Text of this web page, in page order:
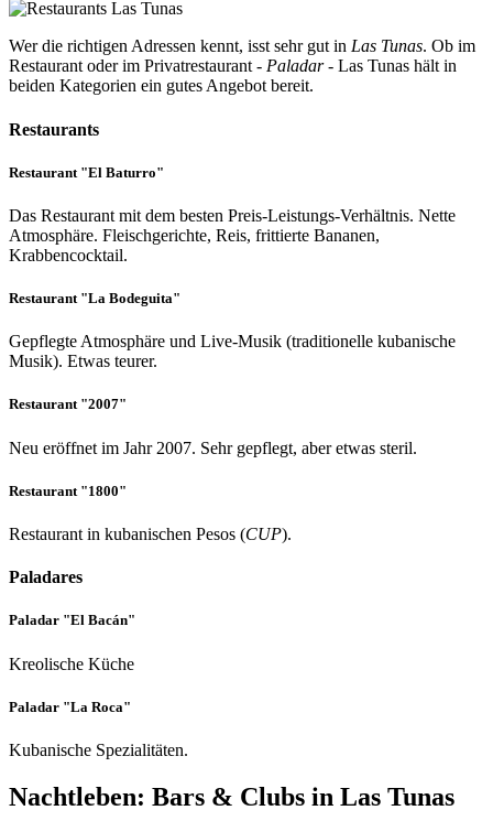
Wer die richtigen Adressen kennt, isst sehr gut in Las Tunas. Ob im
Restaurant oder im Privatrestaurant - Paladar- Las Tunas hält in
beiden Kategorien ein gutes Angebot bereit.
Restaurants
Restaurant "El Baturro"
Das Restaurant mit dem besten Preis-Leistungs-Verhältnis. Nette
Atmosphäre. Fleischgerichte, Reis, frittierte Bananen,
Krabbencocktail.
Restaurant "La Bodeguita"
Gepflegte Atmosphäre und Live-Musik (traditionelle kubanische
Musik). Etwas teurer.
Restaurant "2007"
Neu eröffnet im Jahr 2007. Sehr gepflegt, aber etwas steril.
Restaurant "1800"
Restaurant in kubanischen Pesos (CUP).
Paladares
Paladar "El Bacán"
Kreolische Küche
Paladar "La Roca"
Kubanische Spezialitäten.
Nachtleben: Bars & Clubs in Las Tunas